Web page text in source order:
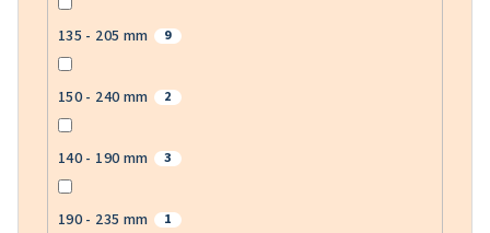
135 - 205 mm 9
150 - 240 mm 2
140 - 190 mm 3
190 - 235 mm 1